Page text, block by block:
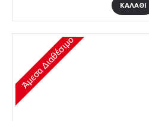
ΚΑΛΆΘΙ
Άμεσα Διαθέσιμο